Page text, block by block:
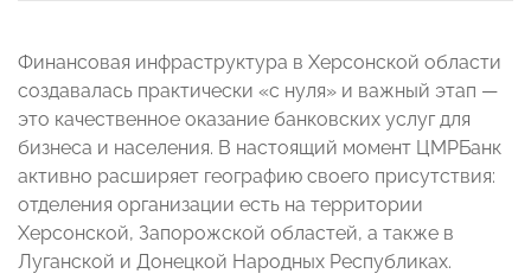
Финансовая инфраструктура в Херсонской области
создавалась практически «с нуля» и важный этап —
это качественное оказание банковских услуг для
бизнеса и населения. В настоящий момент ЦМРБанк
активно расширяет географию своего присутствия:
отделения организации есть на территории
Херсонской, Запорожской областей, а также в
Луганской и Донецкой Народных Республиках.